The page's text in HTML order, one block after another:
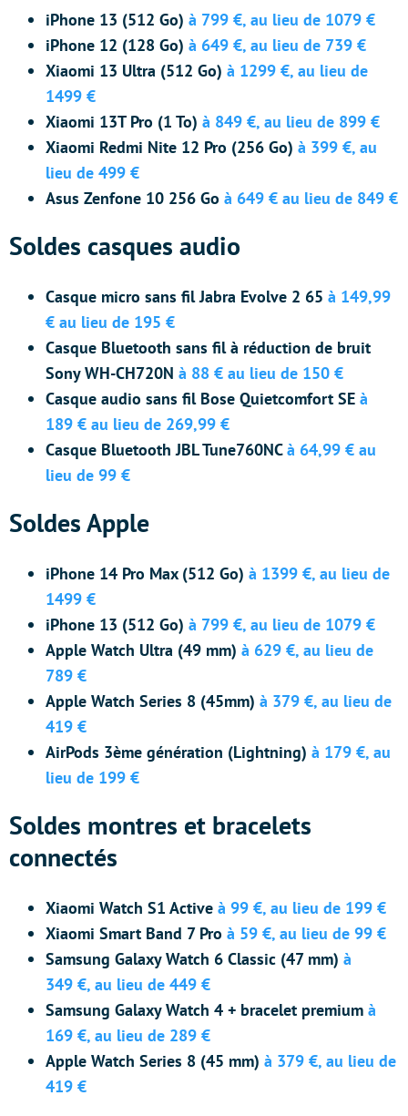
iPhone 13 (512 Go) à 799 €, au lieu de 1079 €
iPhone 12 (128 Go) à 649 €, au lieu de 739 €
Xiaomi 13 Ultra (512 Go) à 1299 €, au lieu de
1499 €
Xiaomi 13T Pro (1 To) à 849 €, au lieu de 899 €
Xiaomi Redmi Nite 12 Pro (256 Go) à 399 €, au
lieu de 499 €
Asus Zenfone 10 256 Go à 649 € au lieu de 849 €
Soldes casques audio
Casque micro sans fil Jabra Evolve 2 65 à 149,99
€ au lieu de 195 €
Casque Bluetooth sans fil à réduction de bruit
Sony WH-CH720N à 88 € au lieu de 150 €
Casque audio sans fil Bose Quietcomfort SE à
189 € au lieu de 269,99 €
Casque Bluetooth JBL Tune760NCà 64,99 € au
lieu de 99 €
Soldes Apple
iPhone 14 Pro Max (512 Go) à 1399 €, au lieu de
1499 €
iPhone 13 (512 Go) à 799 €, au lieu de 1079 €
Apple Watch Ultra (49 mm) à 629 €, au lieu de
789 €
Apple Watch Series 8 (45mm) à 379 €, au lieu de
419 €
AirPods 3ème génération (Lightning) à 179 €, au
lieu de 199 €
Soldes montres et bracelets
connectés
Xiaomi Watch S1 Active à 99 €, au lieu de 199 €
Xiaomi Smart Band 7 Pro à 59 €, au lieu de 99 €
Samsung Galaxy Watch 6 Classic (47 mm) à
349 €, au lieu de 449 €
Samsung Galaxy Watch 4 + bracelet premium à
169 €, au lieu de 289 €
Apple Watch Series 8 (45 mm) à 379 €, au lieu de
419 €